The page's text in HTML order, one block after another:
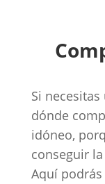
Si
dónde
idóneo,
conseguir
Aquí